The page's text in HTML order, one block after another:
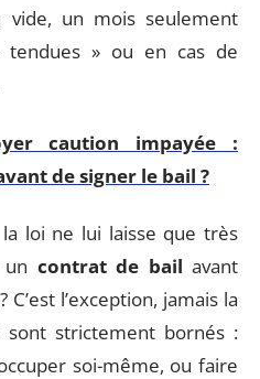
un mois seulement
tendues » ou en cas de
caution impayée :
de signer le bail ?
loi ne lui laisse que très
contrat de bail avant
C’est l’exception, jamais la
sont strictement bornés :
soi-même, ou faire